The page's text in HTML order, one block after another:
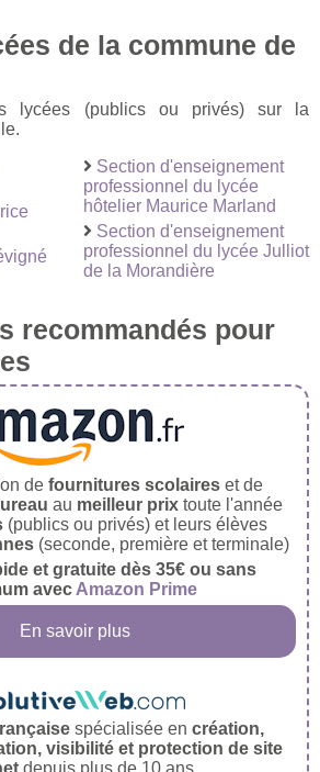
de la commune de
lycées (publics ou privés) sur la
Section d'enseignement
professionnel du lycée
hôtelier Maurice Marland
Section d'enseignement
professionnel du lycée Julliot
de la Morandière
recommandés pour
de fournitures scolaireset de
au meilleur prixtoute l'année
(publics ou privés) et leurs élèves
(seconde, première et terminale)
et gratuite dès 35€ ou sans
avec Amazon Prime
En savoir plus
spécialisée en création,
visibilité et protection de site